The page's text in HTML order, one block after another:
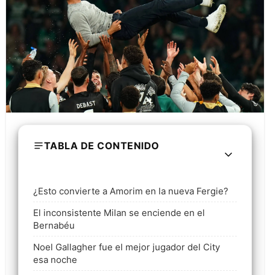
TABLA DE CONTENIDO
¿Esto convierte a Amorim en la nueva Fergie?
El inconsistente Milan se enciende en el
Bernabéu
Noel Gallagher fue el mejor jugador del City
esa noche